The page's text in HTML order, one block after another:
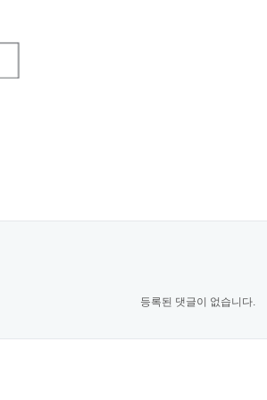
등록된 댓글이 없습니다.